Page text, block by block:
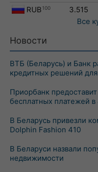
RUB 100 3.515
Все
Новости
ВТБ (Беларусь) и Банк
кредитных решений
Приорбанк
бесплатных платежей в
В Беларусь привезли
Dolphin Fashion 410
В Беларуси назвали
недвижимости